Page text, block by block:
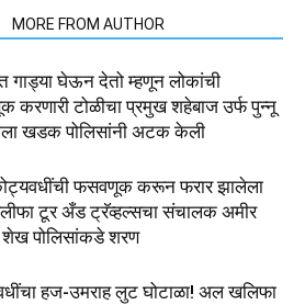
MORE FROM AUTHOR
गाड्या घेऊन देतो म्हणून लोकांची
करणारी टोळीचा प्रमुख शहेबाज उर्फ पुन्नू
खडक पोलिसांनी अटक केली
फसवणूक करून फरार झालेला
टूर अँड ट्रॅव्हल्सचा संचालक अमीर
शेख पोलिसांकडे शरण
हज-उमराह लुट घोटाळा! अल खलिफा